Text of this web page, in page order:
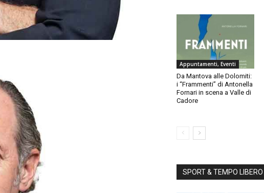
Appuntamenti, Eventi
Da Mantova alle Dolomiti:
i “Frammenti” di Antonella
Fornari in scena a Valle di
Cadore
SPORT & TEMPO LIBERO